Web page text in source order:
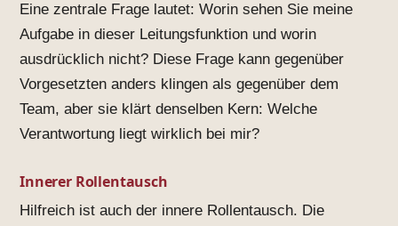
Eine zentrale Frage lautet: Worin sehen Sie meine
Aufgabe in dieser Leitungsfunktion und worin
ausdrücklich nicht? Diese Frage kann gegenüber
Vorgesetzten anders klingen als gegenüber dem
Team, aber sie klärt denselben Kern: Welche
Verantwortung liegt wirklich bei mir?
Innerer Rollentausch
Hilfreich ist auch der innere Rollentausch. Die